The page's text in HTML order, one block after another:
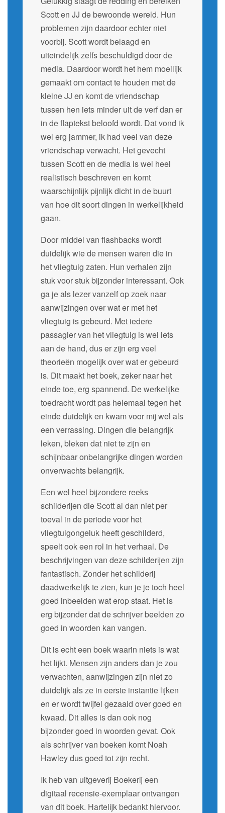
Scott en JJ de bewoonde wereld. Hun
problemen zijn daardoor echter niet
voorbij. Scott wordt belaagd en
uiteindelijk zelfs beschuldigd door de
media. Daardoor wordt het hem moeilijk
gemaakt om contact te houden met de
kleine JJ en komt de vriendschap
tussen hen iets minder uit de verf dan er
in de flaptekst beloofd wordt. Dat vond ik
wel erg jammer, ik had veel van deze
vriendschap verwacht. Het gevecht
tussen Scott en de media is wel heel
realistisch beschreven en komt
waarschijnlijk pijnlijk dicht in de buurt
van hoe dit soort dingen in werkelijkheid
gaan.
Door middel van flashbacks wordt
duidelijk wie de mensen waren die in
het vliegtuig zaten. Hun verhalen zijn
stuk voor stuk bijzonder interessant. Ook
ga je als lezer vanzelf op zoek naar
aanwijzingen over wat er met het
vliegtuig is gebeurd. Met iedere
passagier van het vliegtuig is wel iets
aan de hand, dus er zijn erg veel
theorieën mogelijk over wat er gebeurd
is. Dit maakt het boek, zeker naar het
einde toe, erg spannend. De werkelijke
toedracht wordt pas helemaal tegen het
einde duidelijk en kwam voor mij wel als
een verrassing. Dingen die belangrijk
leken, bleken dat niet te zijn en
schijnbaar onbelangrijke dingen worden
onverwachts belangrijk.
Een wel heel bijzondere reeks
schilderijen die Scott al dan niet per
toeval in de periode voor het
vliegtuigongeluk heeft geschilderd,
speelt ook een rol in het verhaal. De
beschrijvingen van deze schilderijen zijn
fantastisch. Zonder het schilderij
daadwerkelijk te zien, kun je je toch heel
goed inbeelden wat erop staat. Het is
erg bijzonder dat de schrijver beelden zo
goed in woorden kan vangen.
Dit is echt een boek waarin niets is wat
het lijkt. Mensen zijn anders dan je zou
verwachten, aanwijzingen zijn niet zo
duidelijk als ze in eerste instantie lijken
en er wordt twijfel gezaaid over goed en
kwaad. Dit alles is dan ook nog
bijzonder goed in woorden gevat. Ook
als schrijver van boeken komt Noah
Hawley dus goed tot zijn recht.
Ik heb van uitgeverij Boekerij een
digitaal recensie-exemplaar ontvangen
van dit boek. Hartelijk bedankt hiervoor.